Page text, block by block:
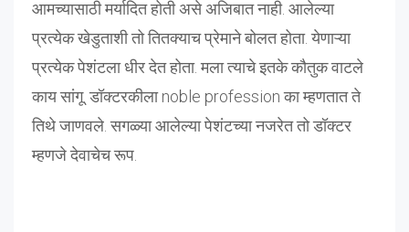
आमच्यासाठी मर्यादित होती असे अजिबात नाही. आलेल्या
प्रत्येक खेडुताशी तो तितक्याच प्रेमाने बोलत होता. येणाऱ्या
प्रत्येक पेशंटला धीर देत होता. मला त्याचे इतके कौतुक वाटले
काय सांगू. डॉक्टरकीला noble profession का म्हणतात ते
तिथे जाणवले. सगळ्या आलेल्या पेशंटच्या नजरेत तो डॉक्टर
म्हणजे देवाचेच रूप.